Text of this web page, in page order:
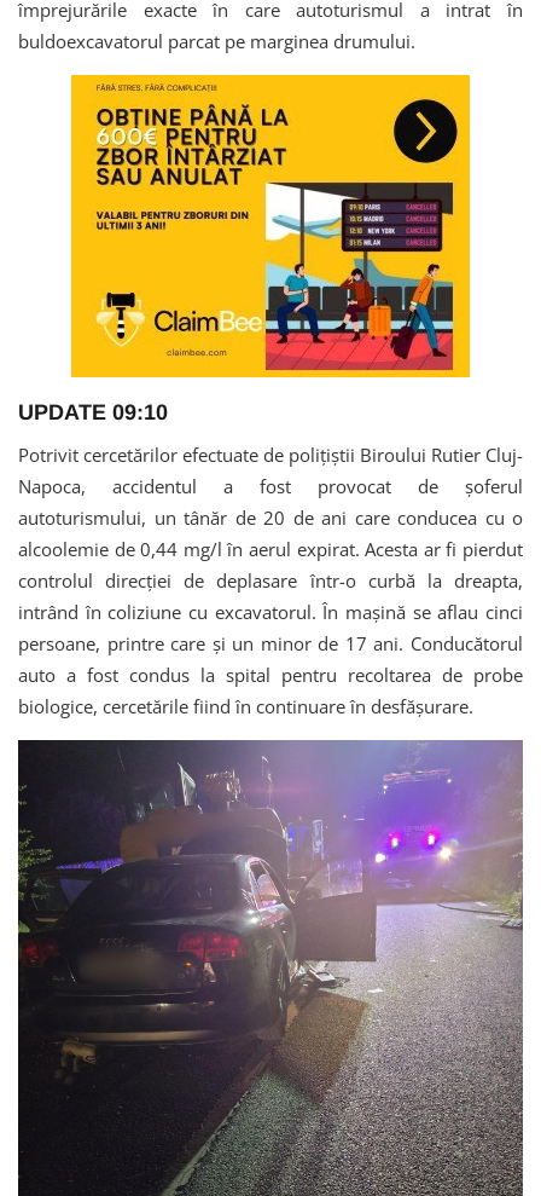
împrejurările exacte în care autoturismul a intrat în
buldoexcavatorul parcat pe marginea drumului.
UPDATE 09:10
Potrivit cercetărilor efectuate de polițiștii Biroului Rutier Cluj-
Napoca, accidentul a fost provocat de șoferul
autoturismului, un tânăr de 20 de ani care conducea cu o
alcoolemie de 0,44 mg/l în aerul expirat. Acesta ar fi pierdut
controlul direcției de deplasare într-o curbă la dreapta,
intrând în coliziune cu excavatorul. În mașină se aflau cinci
persoane, printre care și un minor de 17 ani. Conducătorul
auto a fost condus la spital pentru recoltarea de probe
biologice, cercetările fiind în continuare în desfășurare.